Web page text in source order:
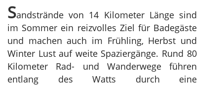
Sandstrände von 14 Kilometer Länge sind
im Sommer ein reizvolles Ziel für Badegäste
und machen auch im Frühling, Herbst und
Winter Lust auf weite Spaziergänge. Rund 80
Kilometer Rad- und Wanderwege führen
entlang des Watts durch eine